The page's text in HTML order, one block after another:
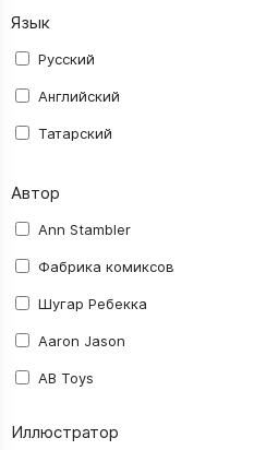
Alt Graph
Amigo Spiel
Asmodee
Astrel
Ausini
Avalon Hill
Язык
Русский
Английский
Татарский
Автор
Ann Stambler
Фабрика комиксов
Шугар Ребекка
Aaron Jason
AB Toys
Иллюстратор